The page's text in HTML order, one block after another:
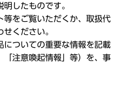
したものです。
等をご覧いただくか、取扱代
ください。
についての重要な情報を記載
「注意喚起情報」等）を、事